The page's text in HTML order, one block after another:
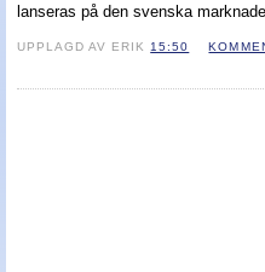
lanseras på den svenska
UPPLAGD AV ERIK 15:50